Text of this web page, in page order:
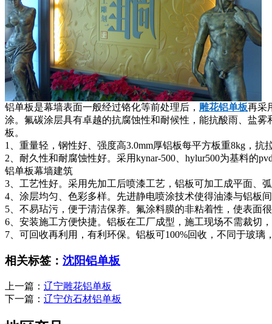
铝单板是幕墙表面一般经过铬化等前处理后， 雕花铝单板再采
涂。氟碳涂层具有卓越的抗腐蚀性和耐候性，能抗酸雨、盐
板。
1、重量轻，钢性好、强度高3.0mm厚铝板每平方板重8kg，抗
2、耐久性和耐腐蚀性好。采用kynar-500、hylur500为基料的
铝单板幕墙建筑
3、工艺性好。采用先加工后喷漆工艺，铝板可加工成平面、
4、涂层均匀、色彩多样。先进静电喷涂技术使得油漆与铝板
5、不易玷污，便于清洁保养。氟涂料膜的非粘着性，使表面
6、安装施工方便快捷。铝板在工厂成型，施工现场不需裁切
7、可回收再利用，有利环保。铝板可100%回收，不同于玻
相关标签： 沈阳铝单板
上一篇： 辽宁雕花铝单板
下一篇： 辽宁仿石材铝单板